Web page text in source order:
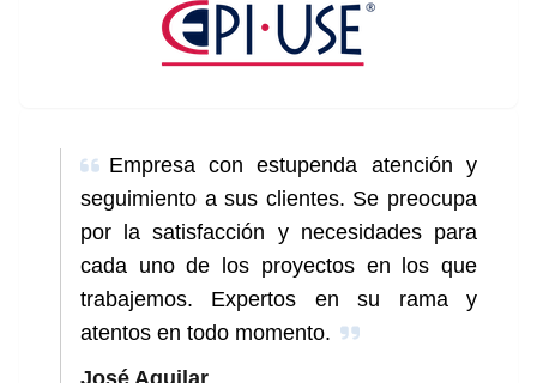
Empresa con estupenda atención y
seguimiento a sus clientes. Se preocupa
por la satisfacción y necesidades para
cada uno de los proyectos en los que
trabajemos. Expertos en su rama y
atentos en todo momento.